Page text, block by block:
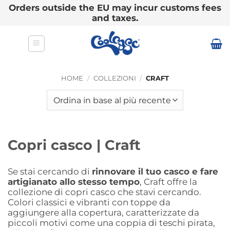
Orders outside the EU may incur customs fees
and taxes.
HOME / COLLEZIONI / CRAFT
Copri casco | Craft
Se stai cercando di rinnovare il tuo casco e fare
artigianato allo stesso tempo, Craft offre la
collezione di copri casco che stavi cercando.
Colori classici e vibranti con toppe da
aggiungere alla copertura, caratterizzate da
piccoli motivi come una coppia di teschi pirata,